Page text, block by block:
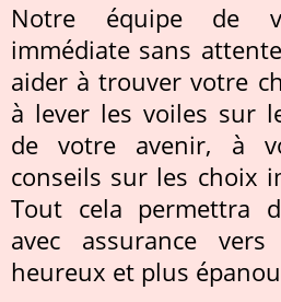
Notre équipe de
immédiate sans
aider à trouver votre
à lever les voiles sur
de votre avenir, à
conseils sur les choix
Tout cela permettra
avec assurance
heureux et plus